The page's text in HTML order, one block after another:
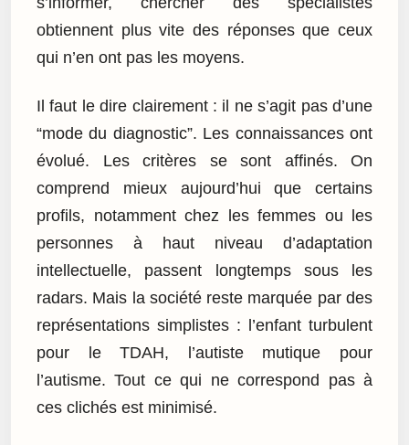
obtiennent plus vite des réponses que ceux
qui n’en ont pas les moyens.
Il faut le dire clairement : il ne s’agit pas d’une
“mode du diagnostic”. Les connaissances ont
évolué. Les critères se sont affinés. On
comprend mieux aujourd’hui que certains
profils, notamment chez les femmes ou les
personnes à haut niveau d’adaptation
intellectuelle, passent longtemps sous les
radars. Mais la société reste marquée par des
représentations simplistes : l’enfant turbulent
pour le TDAH, l’autiste mutique pour
l’autisme. Tout ce qui ne correspond pas à
ces clichés est minimisé.